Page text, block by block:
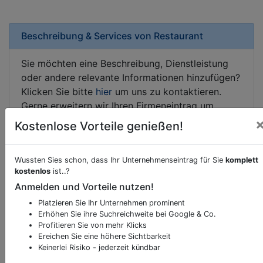
Beschreibung & Services von Restaurant
Sie möchten eine Beschreibung, Dienstleistung
oder andere relevante Informationen hinzufügen?
Klicken Sie bitte hier um uns zu kontaktieren.
Gerne erweitern wir Ihren Firmeneintrag um
Sonderangebote odere besondere Services, die
Ihr Unternehmen anbietet und womit Sie sich von
Ihren Wettbewerbern abheben.
Kartenansicht Schwarzenbergstraße 4
Kostenlose Vorteile genießen!
Wussten Sies schon, dass Ihr Unternehmenseintrag für Sie komplett
kostenlos ist..?
Anmelden und Vorteile nutzen!
Platzieren Sie Ihr Unternehmen prominent
Erhöhen Sie ihre Suchreichweite bei Google & Co.
Profitieren Sie von mehr Klicks
Ereichen Sie eine höhere Sichtbarkeit
Keinerlei Risiko - jederzeit kündbar